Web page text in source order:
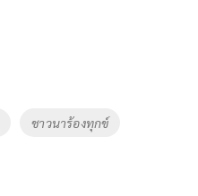
ชาวนาร้องทุกข์